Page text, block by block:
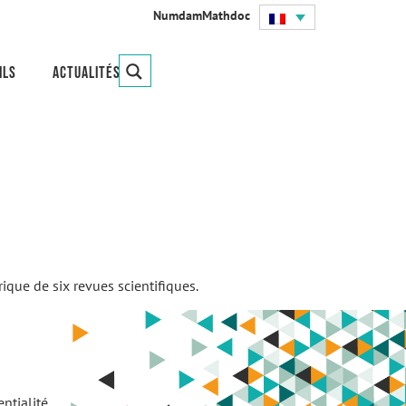
NumdamMathdoc
Actualités
de six revues scientifiques.